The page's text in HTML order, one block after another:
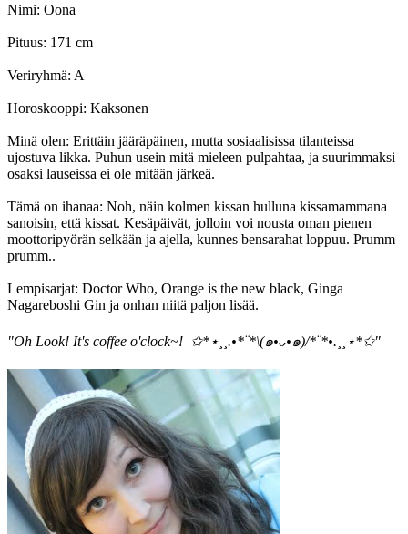
Nimi: Oona
Pituus: 171 cm
Veriryhmä: A
Horoskooppi: Kaksonen
Minä olen: Erittäin jääräpäinen, mutta sosiaalisissa tilanteissa
ujostuva likka. Puhun usein mitä mieleen pulpahtaa, ja suurimmaksi
osaksi lauseissa ei ole mitään järkeä.
Tämä on ihanaa: Noh, näin kolmen kissan hulluna kissamammana
sanoisin, että kissat. Kesäpäivät, jolloin voi nousta oman pienen
moottoripyörän selkään ja ajella, kunnes bensarahat loppuu. Prumm
prumm..
Lempisarjat: Doctor Who, Orange is the new black, Ginga
Nagareboshi Gin ja onhan niitä paljon lisää.
"Oh Look! It's coffee o'clock~! ✩*⋆¸¸.•*¨*\(๑•ᴗ•๑)/*¨*•.¸¸⋆*✩"